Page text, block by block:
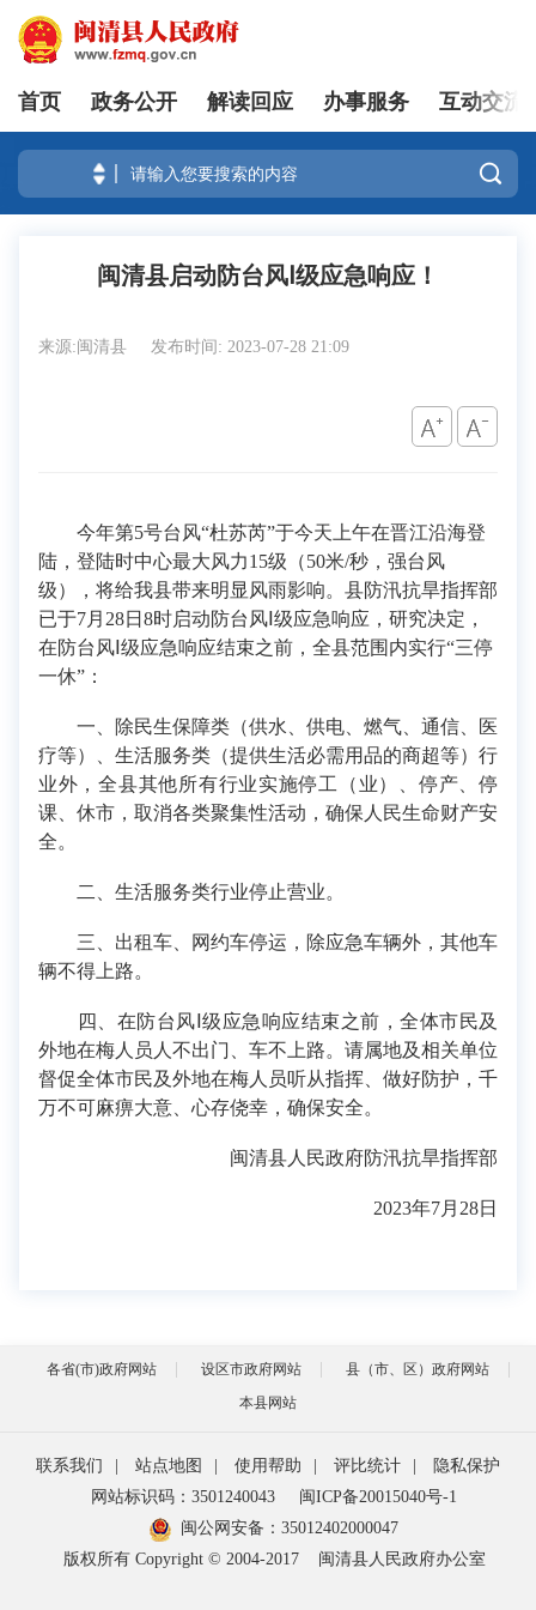
登录
首页 政务公开 解读回应 办事服务 互动交流

闽清县启动防台风Ⅰ级应急响应！
来源:闽清县 发布时间: 2023-07-28 21:09
今年第5号台风“杜苏芮”于今天上午在晋江沿海登
陆，登陆时中心最大风力15级（50米/秒，强台风
级），将给我县带来明显风雨影响。县防汛抗旱指挥部
已于7月28日8时启动防台风Ⅰ级应急响应，研究决定，
在防台风Ⅰ级应急响应结束之前，全县范围内实行“三停
一休”：
一、除民生保障类（供水、供电、燃气、通信、医
疗等）、生活服务类（提供生活必需用品的商超等）行
业外，全县其他所有行业实施停工（业）、停产、停
课、休市，取消各类聚集性活动，确保人民生命财产安
全。
二、生活服务类行业停止营业。
三、出租车、网约车停运，除应急车辆外，其他车
辆不得上路。
四、在防台风Ⅰ级应急响应结束之前，全体市民及
外地在梅人员人不出门、车不上路。请属地及相关单位
督促全体市民及外地在梅人员听从指挥、做好防护，千
万不可麻痹大意、心存侥幸，确保安全。
闽清县人民政府防汛抗旱指挥部
2023年7月28日
各省(市)政府网站 设区市政府网站
县（市、区）政府网站
本县网站
联系我们 站点地图 使用帮助 评比统计
隐私保护
网站标识码：3501240043
闽ICP备20015040号-1
闽公网安备： 35012402000047
版权所有 Copyright © 2004-2017
闽清县人民政府办公室